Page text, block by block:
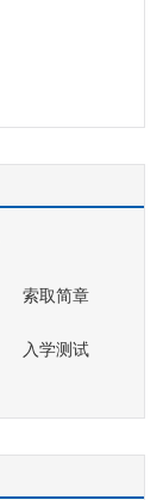
索取简章
入学测试